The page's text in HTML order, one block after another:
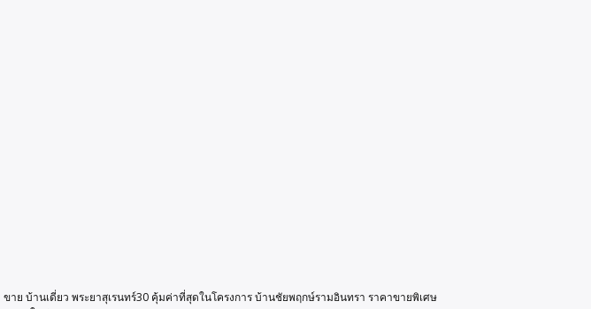
ขาย บ้านเดี่ยว พระยาสุเรนทร์30 คุ้มค่าที่สุดในโครงการ บ้านชัยพฤกษ์รามอินทรา ราคาขายพิเศษ